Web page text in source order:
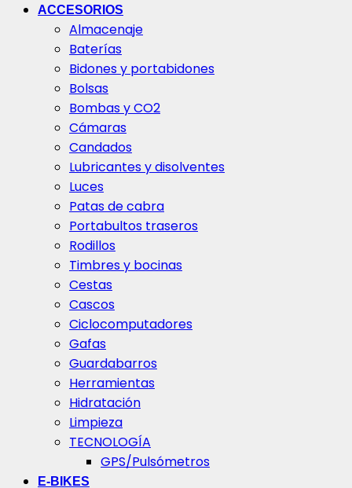
ACCESORIOS
Almacenaje
Baterías
Bidones y portabidones
Bolsas
Bombas y CO2
Cámaras
Candados
Lubricantes y disolventes
Luces
Patas de cabra
Portabultos traseros
Rodillos
Timbres y bocinas
Cestas
Cascos
Ciclocomputadores
Gafas
Guardabarros
Herramientas
Hidratación
Limpieza
TECNOLOGÍA
GPS/Pulsómetros
E-BIKES